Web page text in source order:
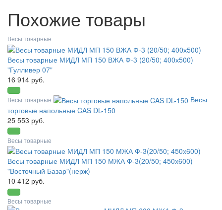
Похожие товары
Весы товарные
Весы товарные МИДЛ МП 150 ВЖА Ф-3 (20/50; 400х500)
"Гулливер 07"
16 914 руб.
Весы товарные
Весы
торговые напольные CAS DL-150
25 553 руб.
Весы товарные
Весы товарные МИДЛ МП 150 МЖА Ф-3(20/50; 450х600)
"Восточный Базар"(нерж)
10 412 руб.
Весы товарные